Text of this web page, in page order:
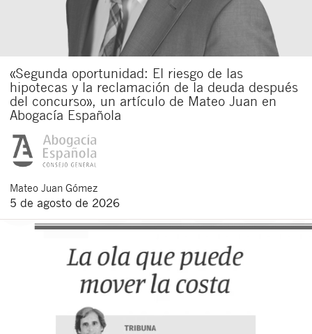
«Segunda oportunidad: El riesgo de las
hipotecas y la reclamación de la deuda después
del concurso», un artículo de Mateo Juan en
Abogacía Española
Mateo Juan Gómez
5 de agosto de 2026